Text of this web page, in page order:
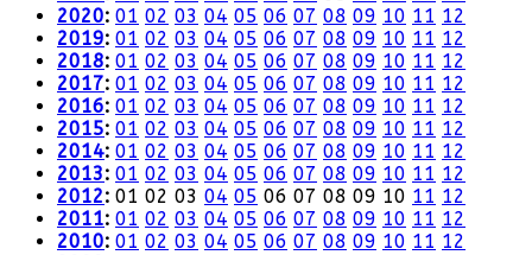
2020: 01 02 03 04 05 06 07 08 09 10 11 12
2019: 01 02 03 04 05 06 07 08 09 10 11 12
2018: 01 02 03 04 05 06 07 08 09 10 11 12
2017: 01 02 03 04 05 06 07 08 09 10 11 12
2016: 01 02 03 04 05 06 07 08 09 10 11 12
2015: 01 02 03 04 05 06 07 08 09 10 11 12
2014: 01 02 03 04 05 06 07 08 09 10 11 12
2013: 01 02 03 04 05 06 07 08 09 10 11 12
2012: 01 02 03 04 05 06 07 08 09 10 11 12
2011: 01 02 03 04 05 06 07 08 09 10 11 12
2010: 01 02 03 04 05 06 07 08 09 10 11 12